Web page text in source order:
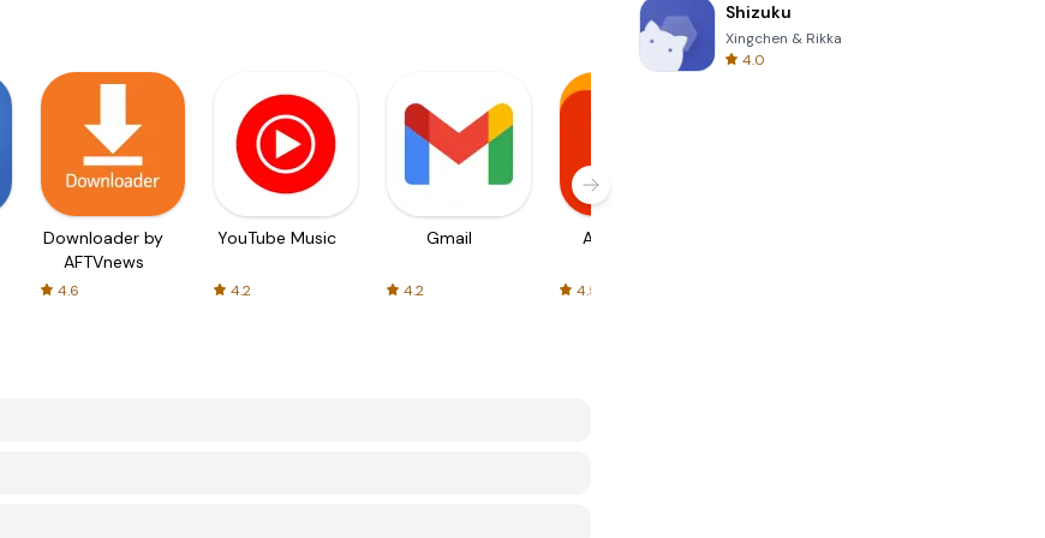
Downloader by
AFTVnews
4.6
YouTube Music
4.2
Gmail
4.2
AliExpress
4.5
Shizuku
Xingchen & Rikka
4.0